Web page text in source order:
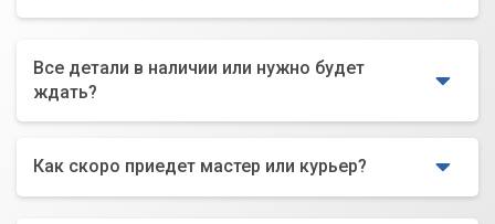
Все детали в наличии или нужно будет
ждать?
Как скоро приедет мастер или курьер?